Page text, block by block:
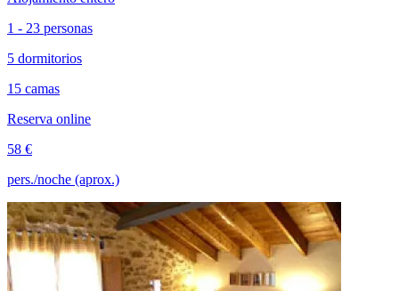
1 - 23 personas
5 dormitorios
15 camas
Reserva online
58 €
pers./noche (aprox.)